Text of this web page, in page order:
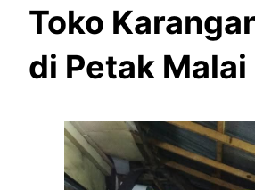
Toko
di Petak Malai